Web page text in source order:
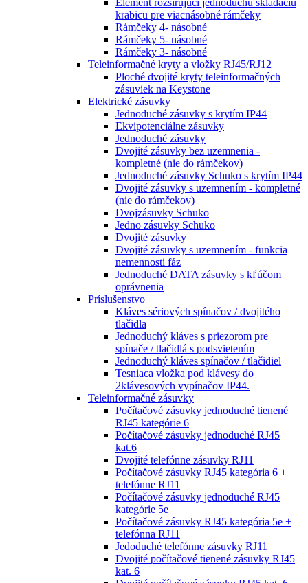
Element rozširujúci jednoduchú skladaciu
krabicu pre viacnásobné rámčeky
Rámčeky 4- násobné
Rámčeky 5- násobné
Rámčeky 3- násobné
Teleinformačné kryty a vložky RJ45/RJ12
Ploché dvojité kryty teleinformačných
zásuviek na Keystone
Elektrické zásuvky
Jednoduché zásuvky s krytím IP44
Ekvipotenciálne zásuvky
Jednoduché zásuvky
Dvojité zásuvky bez uzemnenia -
kompletné (nie do rámčekov)
Jednoduché zásuvky Schuko s krytím IP44
Dvojité zásuvky s uzemnením - kompletné
(nie do rámčekov)
Dvojzásuvky Schuko
Jedno zásuvky Schuko
Dvojité zásuvky
Dvojité zásuvky s uzemnením - funkcia
nemennosti fáz
Jednoduché DATA zásuvky s kľúčom
oprávnenia
Príslušenstvo
Kláves sériových spínačov / dvojitého
tlačidla
Jednoduchý kláves s priezorom pre
spínače / tlačidlá s podsvietením
Jednoduchý kláves spínačov / tlačidiel
Tesniaca vložka pod klávesy do
2klávesových vypínačov IP44.
Teleinformačné zásuvky
Počítačové zásuvky jednoduché tienené
RJ45 kategórie 6
Počítačové zásuvky jednoduché RJ45
kat.6
Dvojité telefónne zásuvky RJ11
Počítačové zásuvky RJ45 kategória 6 +
telefónne RJ11
Počítačové zásuvky jednoduché RJ45
kategórie 5e
Počítačové zásuvky RJ45 kategória 5e +
telefónna RJ11
Jedoduché telefónne zásuvky RJ11
Dvojité počítačové tienené zásuvky RJ45
kat. 6